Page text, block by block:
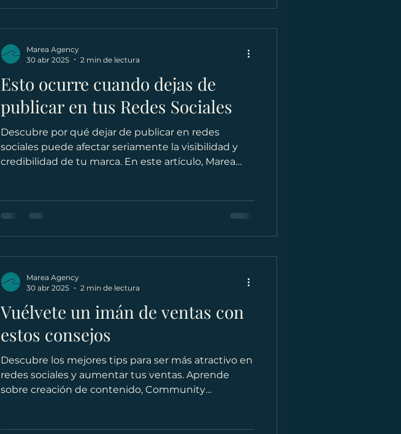
Esto ocurre cuando dejas de
publicar en tus Redes Sociales
Descubre por qué dejar de publicar en redes
sociales puede afectar seriamente la visibilidad y
credibilidad de tu marca. En este artículo, Marea
comunidad y la generación de oportunidades.
Conoce la importancia de la creación de contenido
activa y
Marea Agency
30 abr 2025
2 min de lectura
Vuélvete un imán de ventas con
estos consejos
Descubre los mejores tips para ser más atractivo en
redes sociales y aumentar tus ventas. Aprende
sobre creación de contenido, Community
Marea Agency
30 abr 2025
2 min de lectura